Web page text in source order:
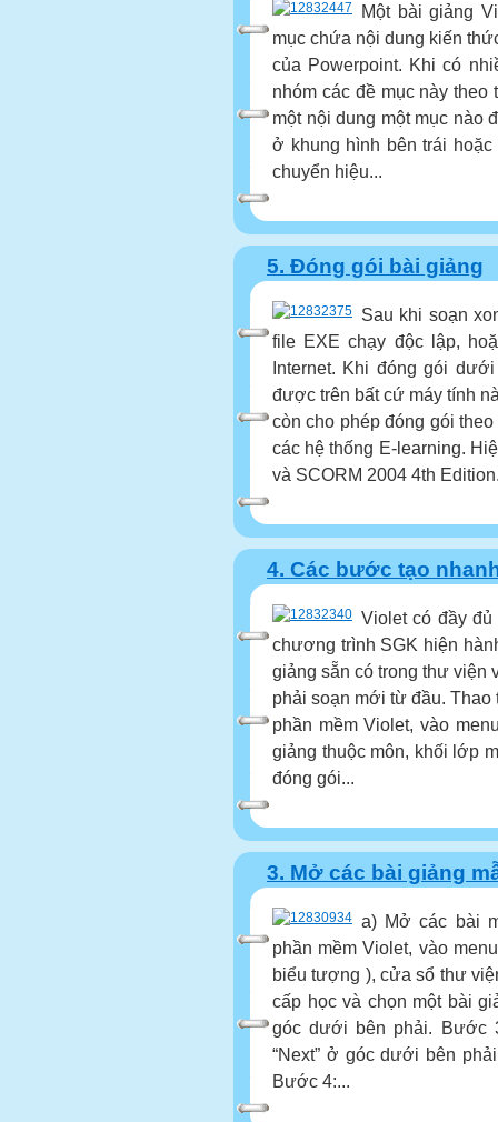
Một bài giảng
mục chứa nội dung kiến
của Powerpoint. Khi có
nhóm các đề mục này
một nội dung một mục nào
ở khung hình bên trái
chuyển hiệu...
5. Đóng gói bài giảng
Sau khi soạn
file EXE chạy độc lập,
Internet. Khi đóng gói
được trên bất cứ máy tính
còn cho phép đóng gói
các hệ thống E-learning.
và SCORM 2004 4th
4. Các bước tạo
Violet có đầy
chương trình SGK hiện
giảng sẵn có trong thư viện
phải soạn mới từ đầu.
phần mềm Violet, vào
giảng thuộc môn, khối lớp
đóng gói...
3. Mở các bài giảng
a) Mở các bài
phần mềm Violet, vào
biểu tượng ), cửa sổ thư
cấp học và chọn một bài
góc dưới bên phải. Bước
“Next” ở góc dưới bên
Bước 4:...